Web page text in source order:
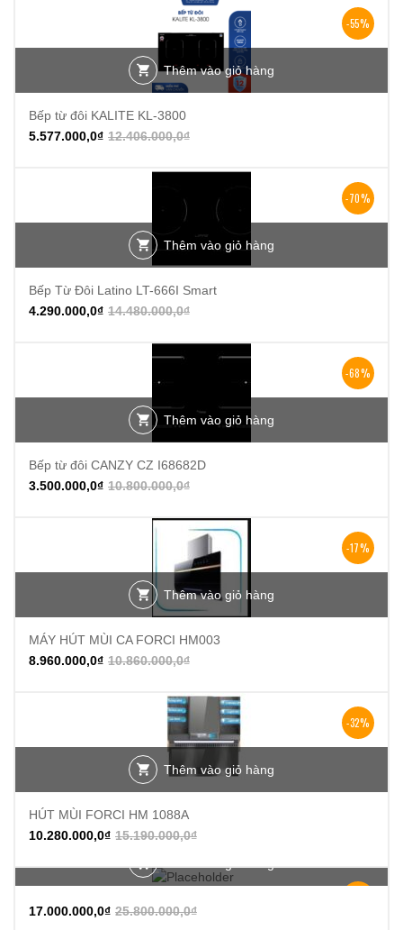
-55%
Thêm vào giỏ hàng
Bếp từ đôi KALITE KL-3800
12.406.000,0₫
5.577.000,0₫
-70%
Thêm vào giỏ hàng
Bếp Từ Đôi Latino LT-666I Smart
14.480.000,0₫
4.290.000,0₫
-68%
Thêm vào giỏ hàng
Bếp từ đôi CANZY CZ I68682D
10.800.000,0₫
3.500.000,0₫
-17%
Thêm vào giỏ hàng
MÁY HÚT MÙI CA FORCI HM003
10.860.000,0₫
8.960.000,0₫
-32%
Thêm vào giỏ hàng
HÚT MÙI FORCI HM 1088A
15.190.000,0₫
10.280.000,0₫
25.800.000,0₫
17.000.000,0₫